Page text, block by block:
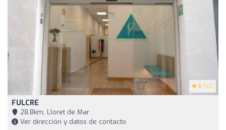
5 (52)
FULCRE
28,8km, Lloret de Mar
Ver dirección y datos de contacto